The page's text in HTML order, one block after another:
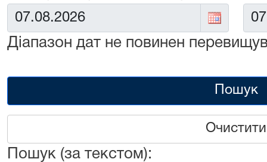
Від: До:
Діапазон дат не повинен
Пошук
Очистити
Пошук (за текстом):